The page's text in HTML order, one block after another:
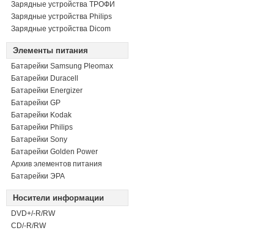
Зарядные устройства ТРОФИ
Зарядные устройства Philips
Зарядные устройства Dicom
Элементы питания
Батарейки Samsung Pleomax
Батарейки Duracell
Батарейки Energizer
Батарейки GP
Батарейки Kodak
Батарейки Philips
Батарейки Sony
Батарейки Golden Power
Архив элементов питания
Батарейки ЭРА
Носители информации
DVD+/-R/RW
СD/-R/RW